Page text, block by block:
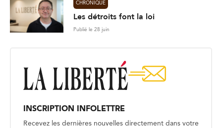
CHRONIQUE
Les détroits font la loi
Publié le 28 juin
INSCRIPTION INFOLETTRE
Recevez les dernières nouvelles directement dans votre